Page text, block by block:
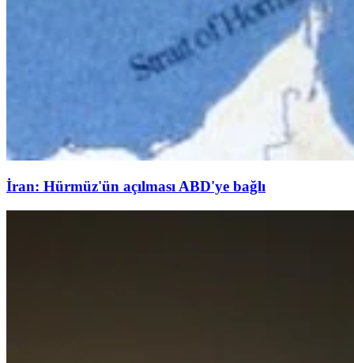
İran: Hürmüz'ün açılması ABD'ye bağlı